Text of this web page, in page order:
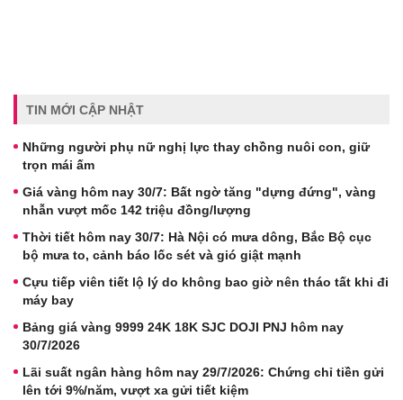
TIN MỚI CẬP NHẬT
Những người phụ nữ nghị lực thay chồng nuôi con, giữ
trọn mái ấm
Giá vàng hôm nay 30/7: Bất ngờ tăng "dựng đứng", vàng
nhẫn vượt mốc 142 triệu đồng/lượng
Thời tiết hôm nay 30/7: Hà Nội có mưa dông, Bắc Bộ cục
bộ mưa to, cảnh báo lốc sét và gió giật mạnh
Cựu tiếp viên tiết lộ lý do không bao giờ nên tháo tất khi đi
máy bay
Bảng giá vàng 9999 24K 18K SJC DOJI PNJ hôm nay
30/7/2026
Lãi suất ngân hàng hôm nay 29/7/2026: Chứng chỉ tiền gửi
lên tới 9%/năm, vượt xa gửi tiết kiệm